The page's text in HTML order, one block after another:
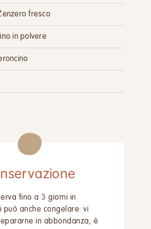
fresco
in polvere
fino a 3 giorni in
anche congelare: vi
in abbondanza, è